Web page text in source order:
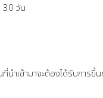
30 วัน
ำเข้ามาจะต้องได้รับการ